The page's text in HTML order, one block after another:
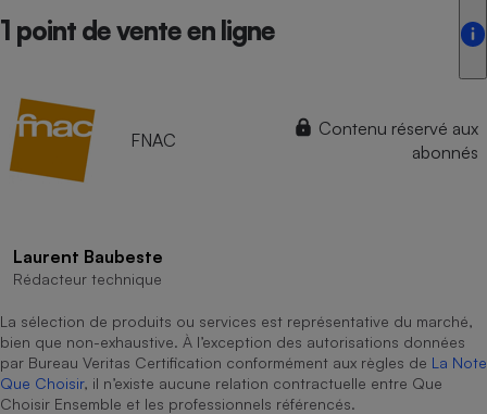
1 point de vente en ligne
FNAC
Contenu réservé aux
abonnés
Laurent Baubeste
Rédacteur technique
La sélection de produits ou services est représentative du marché,
bien que non-exhaustive. À l’exception des autorisations données
par Bureau Veritas Certification conformément aux règles de La Note
Que Choisir, il n’existe aucune relation contractuelle entre Que
Choisir Ensemble et les professionnels référencés.